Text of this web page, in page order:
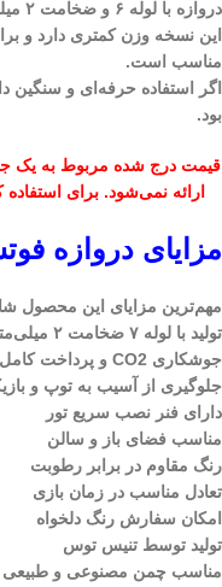
دروازه با لوله ۶ و ضخامت ۲ میلی‌متر ساخته می‌شود.
این نسخه وزن کمتری دارد و
مناسب است.
بود.
قیمت درج شده مربوط به یک
ارائه نمی‌شود. برای استفاده
مزایای دروازه
مهم‌ترین مزایای این محصول
تولید با لوله ۷ ضخامت ۲ میلی‌متر
جوشکاری CO2 و پرداخت کامل سطح
جلوگیری از آسیب به توپ و
دارای فنر نصب سریع تور
مناسب فضای باز و سالن
رنگ مقاوم در برابر رطوبت
تعادل مناسب در زمان بازی
امکان سفارش رنگ دلخواه
تولید توسط تنیس توس
مناسب چمن مصنوعی و طبیعی